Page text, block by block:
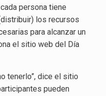
persona tiene
los recursos
para alcanzar un
el sitio web del Día
tenerlo”, dice el sitio
pueden